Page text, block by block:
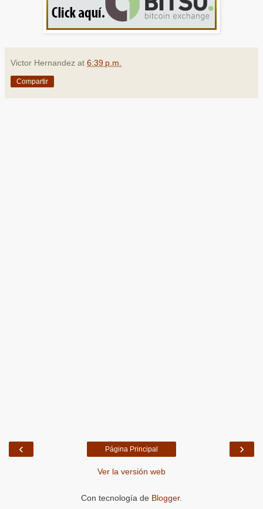
Victor Hernandez at 6:39 p.m.
Compartir
‹ ›
Página Principal
Ver la versión web
Con tecnología de Blogger.